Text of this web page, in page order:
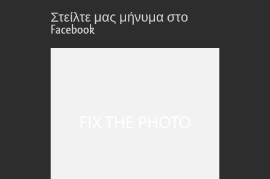
Στείλτε μας μήνυμα στο
Facebook